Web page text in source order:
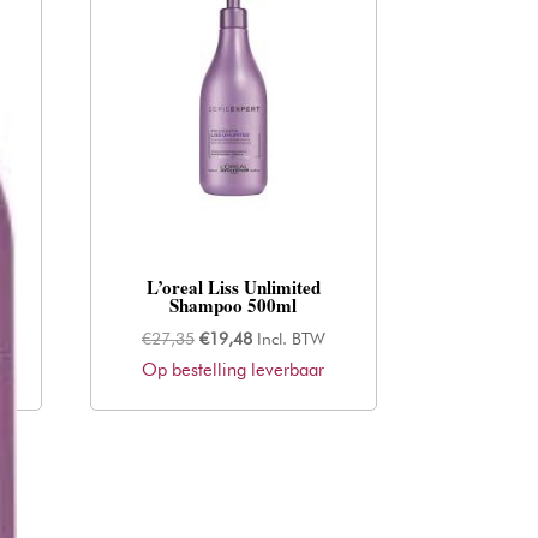
L’oreal Liss Unlimited
Shampoo 500ml
€27,35 Oorspronkelijke
prijs
€19,48Huidige
prijs
Incl. BTW
Op bestelling leverbaar